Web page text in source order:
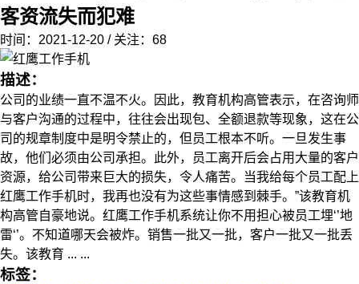
客资流失而犯难
时间：2021-12-20 / 关注：68
描述：
公司的业绩一直不温不火。因此，教育机构高管表示，在咨询师
与客户沟通的过程中，往往会出现包、全额退款等现象，这在公
司的规章制度中是明令禁止的，但员工根本不听。一旦发生事
故，他们必须由公司承担。此外，员工离开后会占用大量的客户
资源，给公司带来巨大的损失，令人痛苦。当我给每个员工配上
红鹰工作手机时，我再也没有为这些事情感到棘手。”该教育机
构高管自豪地说。红鹰工作手机系统让你不用担心被员工埋‘’地
雷‘’。不知道哪天会被炸。销售一批又一批，客户一批又一批丢
失。该教育 ... ...
标签：